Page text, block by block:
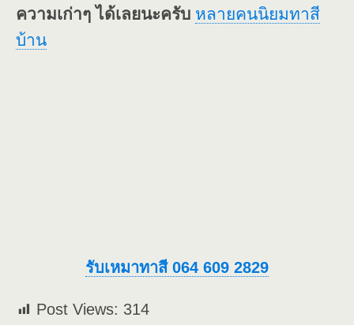
ความเก่าๆ ได้เลยนะครับ หลายคนนิยมทาสี
บ้าน
รับเหมาทาสี 064 609 2829
Post Views: 314